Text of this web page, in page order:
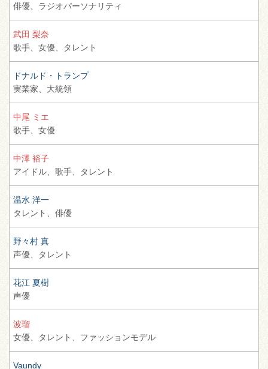
俳優、 ラジオパーソナリティ
武田 梨奈
歌手、 女優、 タレント
ドナルド・トランプ
実業家、 大統領
中尾 ミエ
歌手、 女優
中澤 裕子
アイドル、 歌手、 タレント
温水 洋一
タレント、 俳優
野々村 真
声優、
タレント
花江 夏樹
声優
波瑠
女優、
タレント、 ファッションモデル
Vaundy